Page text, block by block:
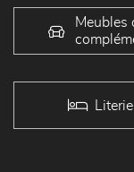
Meubles
Literie